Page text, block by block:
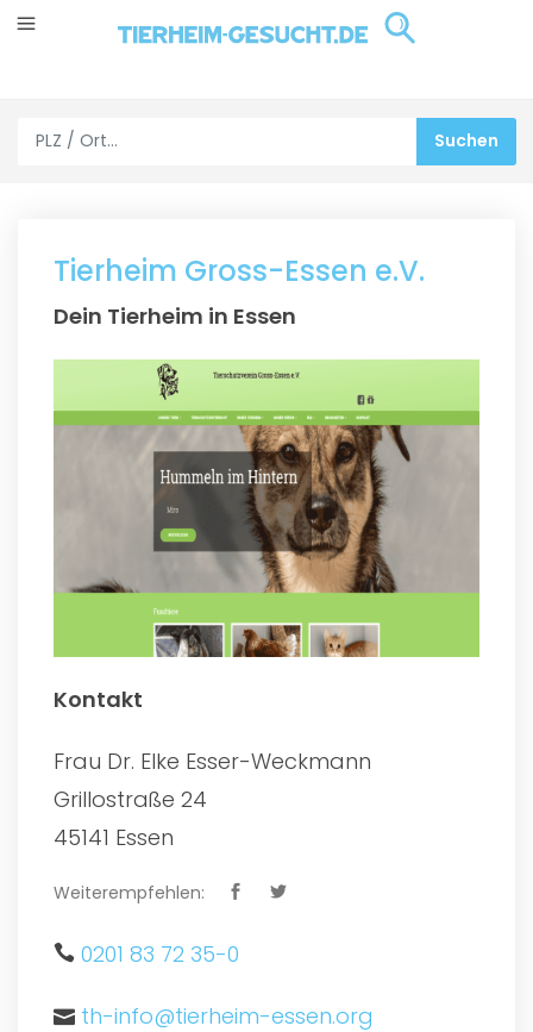
Tierheim Gross-Essen e.V.
Dein Tierheim in Essen
Kontakt
Frau Dr. Elke Esser-Weckmann
Grillostraße 24
45141 Essen
Weiterempfehlen:
0201 83 72 35-0
th-info@tierheim-essen.org